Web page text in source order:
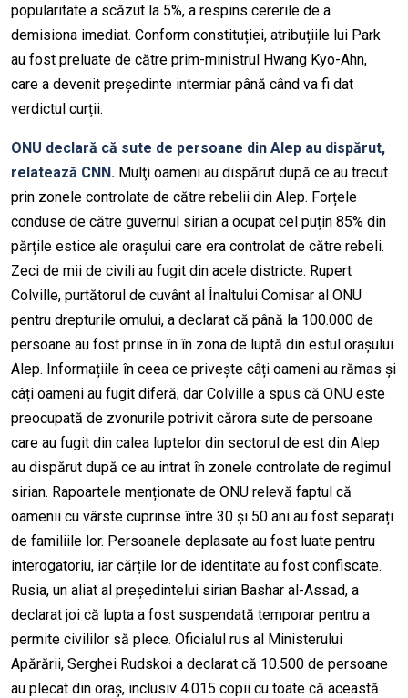
popularitate a scăzut la 5%, a respins cererile de a
demisiona imediat. Conform constituției, atribuțiile lui Park
au fost preluate de către prim-ministrul Hwang Kyo-Ahn,
care a devenit președinte intermiar până când va fi dat
verdictul curții.
ONU declară că sute de persoane din Alep au dispărut,
relatează CNN. Mulţi oameni au dispărut după ce au trecut
prin zonele controlate de către rebelii din Alep. Forțele
conduse de către guvernul sirian a ocupat cel puțin 85% din
părțile estice ale orașului care era controlat de către rebeli.
Zeci de mii de civili au fugit din acele districte. Rupert
Colville, purtătorul de cuvânt al Înaltului Comisar al ONU
pentru drepturile omului, a declarat că până la 100.000 de
persoane au fost prinse în în zona de luptă din estul orașului
Alep. Informațiile în ceea ce privește câți oameni au rămas și
câți oameni au fugit diferă, dar Colville a spus că ONU este
preocupată de zvonurile potrivit cărora sute de persoane
care au fugit din calea luptelor din sectorul de est din Alep
au dispărut după ce au intrat în zonele controlate de regimul
sirian. Rapoartele menționate de ONU relevă faptul că
oamenii cu vârste cuprinse între 30 și 50 ani au fost separați
de familiile lor. Persoanele deplasate au fost luate pentru
interogatoriu, iar cărțile lor de identitate au fost confiscate.
Rusia, un aliat al președintelui sirian Bashar al-Assad, a
declarat joi că lupta a fost suspendată temporar pentru a
permite civililor să plece. Oficialul rus al Ministerului
Apărării, Serghei Rudskoi a declarat că 10.500 de persoane
au plecat din oraș, inclusiv 4.015 copii cu toate că această